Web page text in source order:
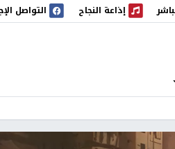
إذاعة النجاح
إذاعة النجاح التواصل